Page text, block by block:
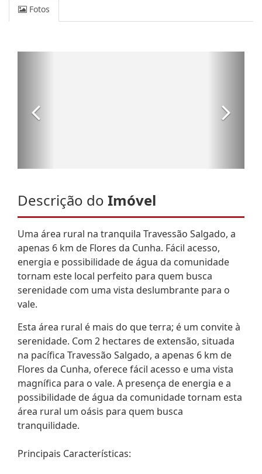
Fotos
Descrição do Imóvel
Uma área rural na tranquila Travessão Salgado, a
apenas 6 km de Flores da Cunha. Fácil acesso,
energia e possibilidade de água da comunidade
tornam este local perfeito para quem busca
serenidade com uma vista deslumbrante para o
vale.
Esta área rural é mais do que terra; é um convite à
serenidade. Com 2 hectares de extensão, situada
na pacífica Travessão Salgado, a apenas 6 km de
Flores da Cunha, oferece fácil acesso e uma vista
magnífica para o vale. A presença de energia e a
possibilidade de água da comunidade tornam esta
área rural um oásis para quem busca
tranquilidade.
Principais Características: